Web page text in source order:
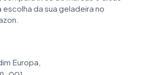
da sua geladeira no
Europa,